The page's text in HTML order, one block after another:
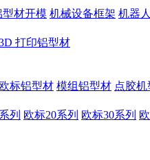
型材开模 机械设备框架 机器
打印铝型材
欧标铝型材 模组铝型材 点胶机
列 欧标20系列 欧标30系列